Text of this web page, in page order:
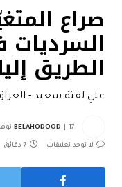
صراع
الطريق
علي لفتة سعيد -
BELAHODOOD 17 نوفمبر 2024
لا توجد تعليقات 7 دقائق